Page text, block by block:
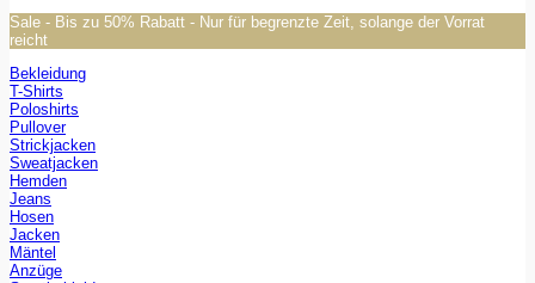
Sale - Bis zu 50% Rabatt - Nur für begrenzte Zeit, solange der Vorrat
reicht
Bekleidung
T-Shirts
Poloshirts
Pullover
Strickjacken
Sweatjacken
Hemden
Jeans
Hosen
Jacken
Mäntel
Anzüge